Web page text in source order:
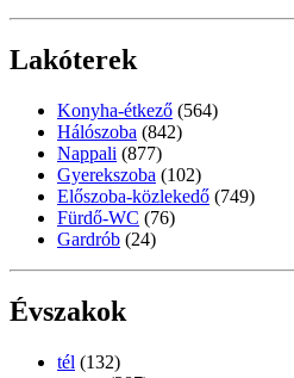
Lakóterek
Konyha-étkező (564)
Hálószoba (842)
Nappali (877)
Gyerekszoba (102)
Előszoba-közlekedő (749)
Fürdő-WC (76)
Gardrób (24)
Évszakok
tél (132)